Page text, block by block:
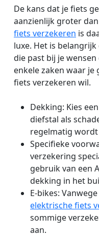
De kans dat je fiets
aanzienlijk groter
fiets verzekeren is
luxe. Het is
die past bij je
enkele zaken waar
fiets verzekeren wil.
Dekking: Kies
diefstal als
regelmatig
Specifieke
verzekering
gebruik van een
dekking in het
E-bikes:
elektrische fiets
sommige
aan.